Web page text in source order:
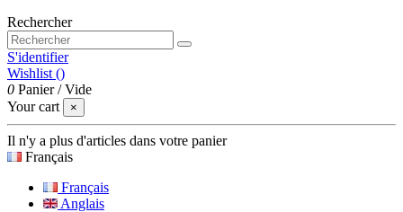
Rechercher
S'identifier
Wishlist ()
0 Panier /Vide
Your cart
×
Il n'y a plus d'articles dans votre panier
Français
Français
Anglais